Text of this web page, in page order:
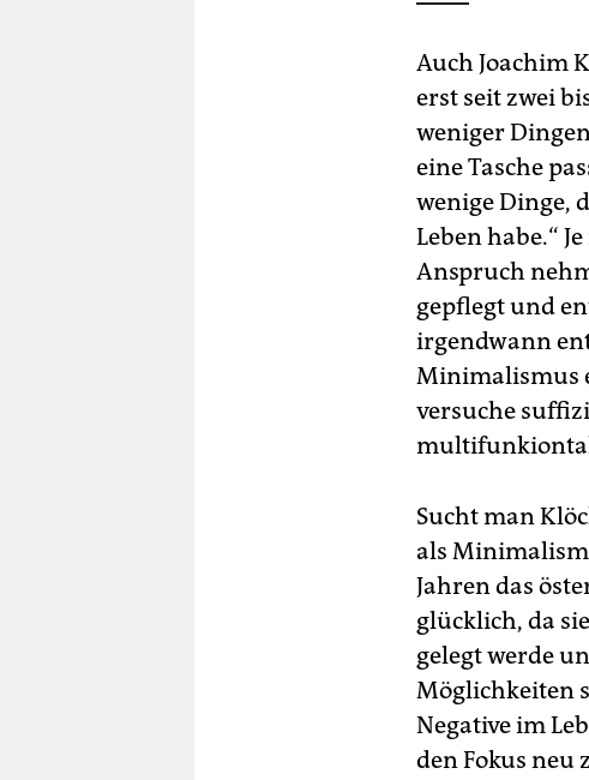
Auch Joachim
erst seit zwei
weniger
eine Tasche
wenige Dinge,
Leben habe.“
Anspruch
gepflegt und
irgendwann
Minimalismus
versuche
Sucht man
als
Jahren das
glücklich, da
gelegt werde
Möglichkeiten
Negative im
den Fokus neu